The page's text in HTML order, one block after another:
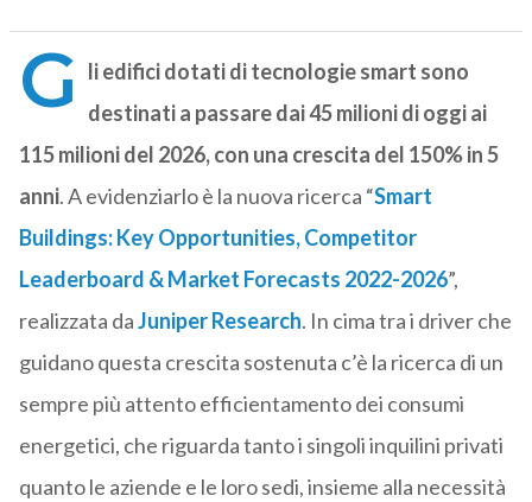
G liedifici dotati di tecnologie smart sono
destinati a passare dai 45 milioni di oggi ai
115 milioni del 2026, con una crescita del 150% in 5
anni. A evidenziarlo è la nuova ricerca “Smart
Buildings: Key Opportunities, Competitor
Leaderboard & Market Forecasts 2022-2026”,
realizzata daJuniper Research. In cima tra i driver che
guidano questa crescita sostenuta c’è la ricerca di un
sempre più attento efficientamento dei consumi
energetici, che riguarda tanto i singoli inquilini privati
quanto le aziende e le loro sedi, insieme alla necessità